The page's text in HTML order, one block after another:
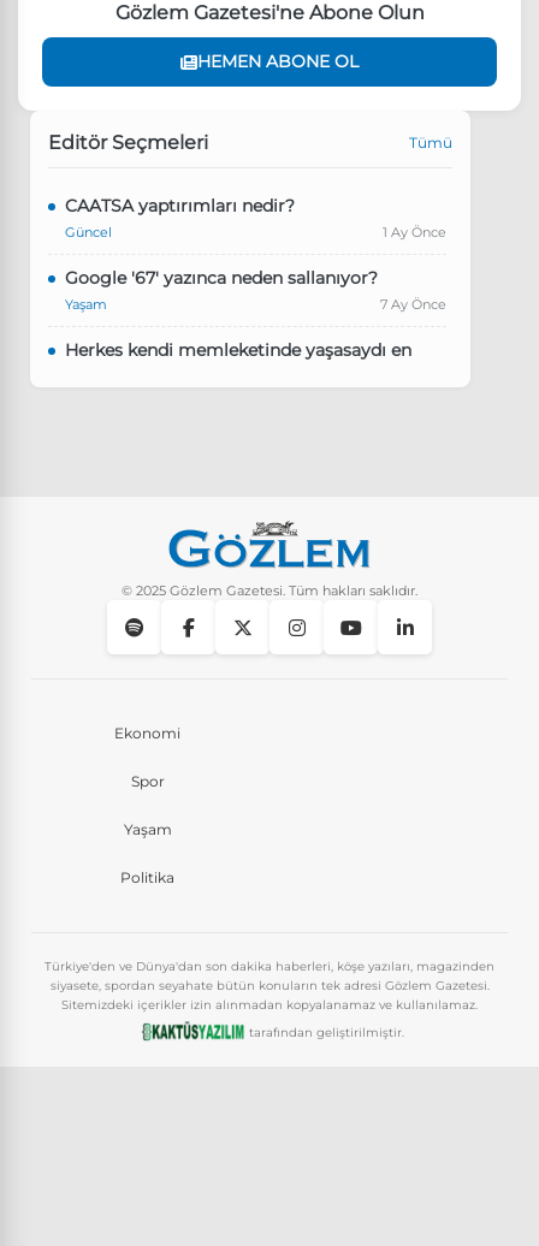
Gözlem Gazetesi'ne Abone Olun
HEMEN ABONE OL
Editör Seçmeleri Tümü
CAATSA yaptırımları nedir?
Güncel 1 Ay Önce
Google '67' yazınca neden sallanıyor?
Yaşam 7 Ay Önce
Herkes kendi memleketinde yaşasaydı en
Instagram’da keşfet nasıl temizlenir?
© 2025 Gözlem Gazetesi. Tüm hakları saklıdır.
Ekonomi
Spor
Yaşam
Politika
Türkiye'den ve Dünya'dan son dakika haberleri, köşe yazıları, magazinden
siyasete, spordan seyahate bütün konuların tek adresi Gözlem Gazetesi.
Sitemizdeki içerikler izin alınmadan kopyalanamaz ve kullanılamaz.
tarafından geliştirilmiştir.